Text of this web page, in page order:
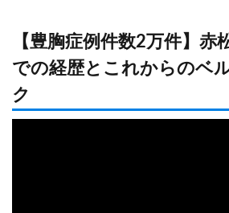
【豊胸症例件数2万件】赤
での経歴とこれからのベ
ク